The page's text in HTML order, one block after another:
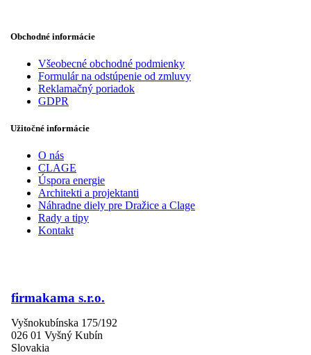
Obchodné informácie
Všeobecné obchodné podmienky
Formulár na odstúpenie od zmluvy
Reklamačný poriadok
GDPR
Užitočné informácie
O nás
CLAGE
Úspora energie
Architekti a projektanti
Náhradne diely pre Dražice a Clage
Rady a tipy
Kontakt
firmakama s.r.o.
Vyšnokubínska 175/192
026 01 Vyšný Kubín
Slovakia